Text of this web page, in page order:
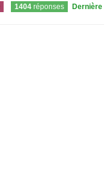
1404 réponses
Dernière